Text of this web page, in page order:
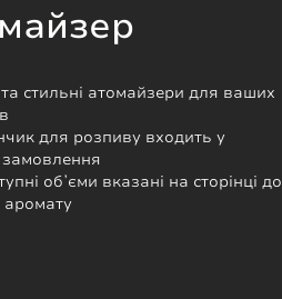
стильні атомайзери для ваших
для розпиву входить у
замовлення
обʼєми вказані на сторінці до